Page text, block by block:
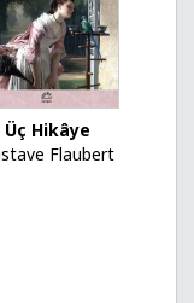
Üç Hikâye
Flaubert